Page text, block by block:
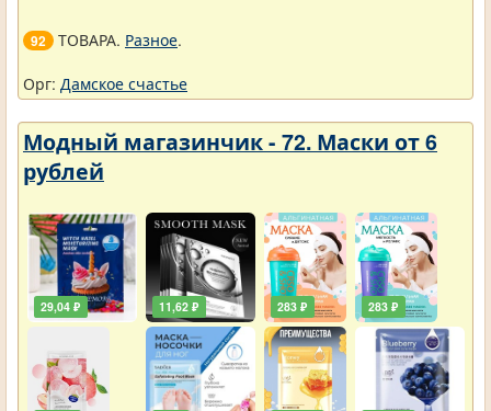
92 ТОВАРА. Разное.
Орг: Дамское счастье
Модный магазинчик - 72. Маски от 6
рублей
29,04 ₽ 11,62 ₽ 283 ₽ 283 ₽